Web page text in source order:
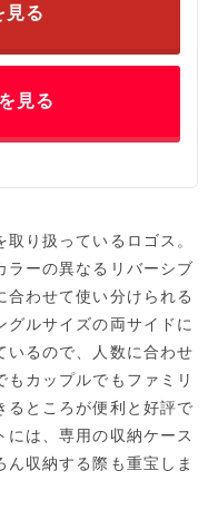
見る
見る
り扱っているロゴス。
ラーの異なるリバーシブ
合わせて使い分けられる
グルサイズの両サイドに
いるので、人数に合わせ
カップルでもファミリ
るところが便利と好評で
は、専用の収納ケース
収納する際も重宝しま